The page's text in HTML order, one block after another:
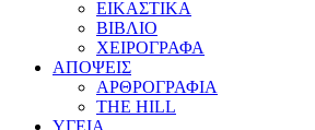
ΕΙΚΑΣΤΙΚΑ
ΒΙΒΛΙΟ
ΧΕΙΡΟΓΡΑΦΑ
ΑΠΟΨΕΙΣ
ΑΡΘΡΟΓΡΑΦΙΑ
THE HILL
ΥΓΕΙΑ